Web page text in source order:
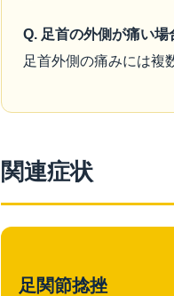
Q. 足首の外側が痛い場
足首外側の痛みには複
関連症状
足関節捻挫